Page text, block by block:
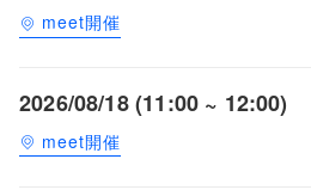
meet開催
2026/08/18 (11:00 ~ 12:00)
meet開催